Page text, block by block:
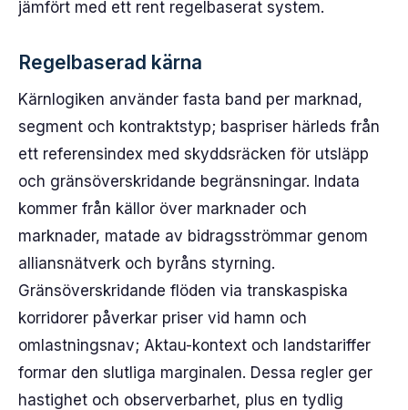
jämfört med ett rent regelbaserat system.
Regelbaserad kärna
Kärnlogiken använder fasta band per marknad,
segment och kontraktstyp; baspriser härleds från
ett referensindex med skyddsräcken för utsläpp
och gränsöverskridande begränsningar. Indata
kommer från källor över marknader och
marknader, matade av bidragsströmmar genom
alliansnätverk och byråns styrning.
Gränsöverskridande flöden via transkaspiska
korridorer påverkar priser vid hamn och
omlastningsnav; Aktau-kontext och landstariffer
formar den slutliga marginalen. Dessa regler ger
hastighet och observerbarhet, plus en tydlig